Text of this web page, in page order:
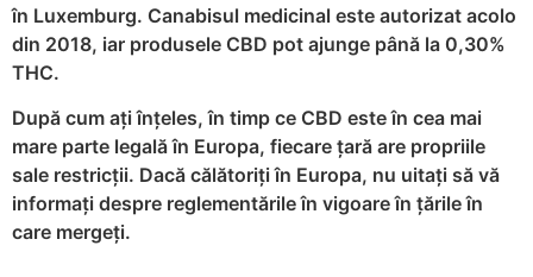
în Luxemburg. Canabisul medicinal este autorizat acolo
din 2018, iar produsele CBD pot ajunge până la 0,30%
THC.
După cum ați înțeles, în timp ce CBD este în cea mai
mare parte legală în Europa, fiecare țară are propriile
sale restricții. Dacă călătoriți în Europa, nu uitați să vă
informați despre reglementările în vigoare în țările în
care mergeți.